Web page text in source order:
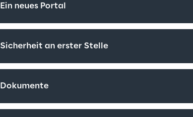
Ein neues Portal
Sicherheit an erster Stelle
Dokumente